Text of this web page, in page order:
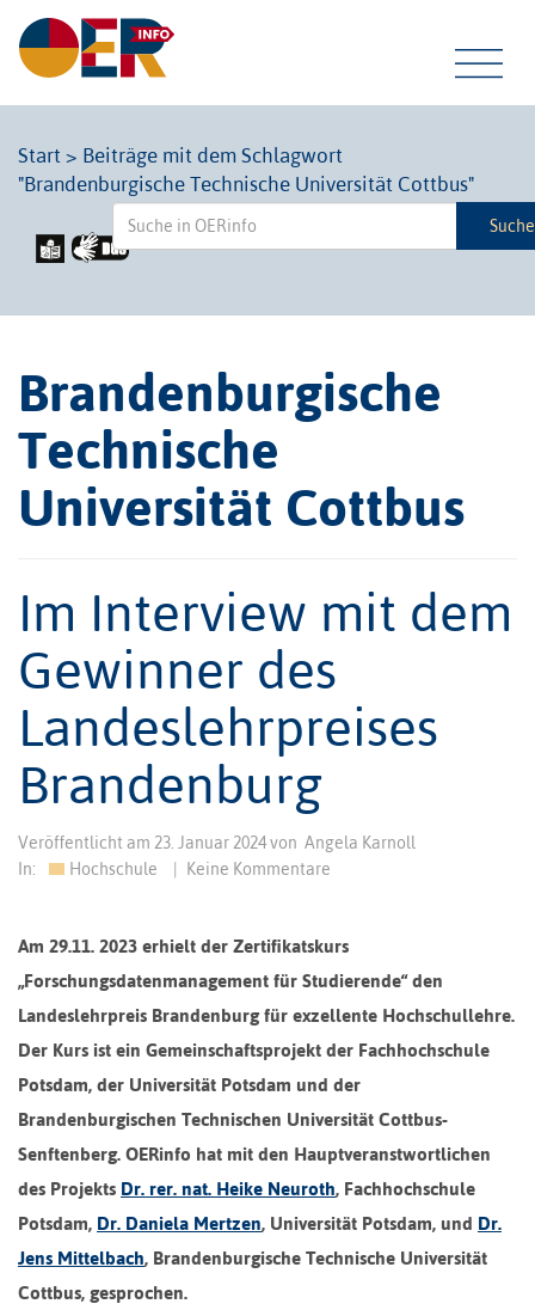
Start > Beiträge mit dem Schlagwort
"Brandenburgische Technische Universität Cottbus"
Brandenburgische
Technische
Universität Cottbus
Im Interview mit dem
Gewinner des
Landeslehrpreises
Brandenburg
Veröffentlicht am 23. Januar 2024von Angela Karnoll
In:
Hochschule Keine Kommentare
Am 29.11. 2023 erhielt der Zertifikatskurs
„Forschungsdatenmanagement für Studierende“ den
Landeslehrpreis Brandenburg für exzellente Hochschullehre.
Der Kurs ist ein Gemeinschaftsprojekt der Fachhochschule
Potsdam, der Universität Potsdam und der
Brandenburgischen Technischen Universität Cottbus-
Senftenberg. OERinfo hat mit den Hauptveranstwortlichen
des Projekts Dr. rer. nat. Heike Neuroth, Fachhochschule
Potsdam, Dr. Daniela Mertzen, Universität Potsdam, und Dr.
Jens Mittelbach, Brandenburgische Technische Universität
Cottbus, gesprochen.